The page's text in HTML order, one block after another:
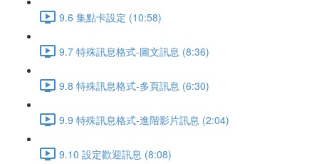
9.6 集點卡設定 (10:58)
9.7 特殊訊息格式-圖文訊息 (8:36)
9.8 特殊訊息格式-多頁訊息 (6:30)
9.9 特殊訊息格式-進階影片訊息 (2:04)
9.10 設定歡迎訊息 (8:08)